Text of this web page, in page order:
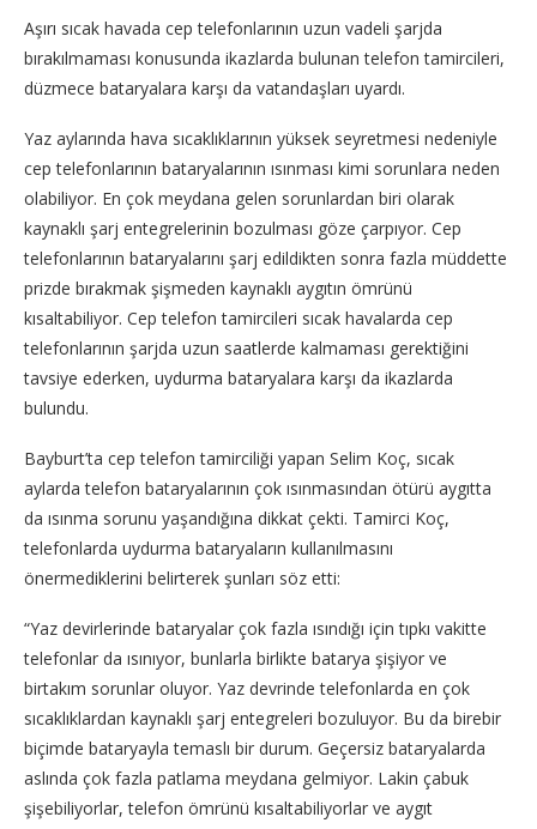
Aşırı sıcak havada cep telefonlarının uzun vadeli şarjda
bırakılmaması konusunda ikazlarda bulunan telefon tamircileri,
düzmece bataryalara karşı da vatandaşları uyardı.
Yaz aylarında hava sıcaklıklarının yüksek seyretmesi nedeniyle
cep telefonlarının bataryalarının ısınması kimi sorunlara neden
olabiliyor. En çok meydana gelen sorunlardan biri olarak
kaynaklı şarj entegrelerinin bozulması göze çarpıyor. Cep
telefonlarının bataryalarını şarj edildikten sonra fazla müddette
prizde bırakmak şişmeden kaynaklı aygıtın ömrünü
kısaltabiliyor. Cep telefon tamircileri sıcak havalarda cep
telefonlarının şarjda uzun saatlerde kalmaması gerektiğini
tavsiye ederken, uydurma bataryalara karşı da ikazlarda
bulundu.
Bayburt’ta cep telefon tamirciliği yapan Selim Koç, sıcak
aylarda telefon bataryalarının çok ısınmasından ötürü aygıtta
da ısınma sorunu yaşandığına dikkat çekti. Tamirci Koç,
telefonlarda uydurma bataryaların kullanılmasını
önermediklerini belirterek şunları söz etti:
“Yaz devirlerinde bataryalar çok fazla ısındığı için tıpkı vakitte
telefonlar da ısınıyor, bunlarla birlikte batarya şişiyor ve
birtakım sorunlar oluyor. Yaz devrinde telefonlarda en çok
sıcaklıklardan kaynaklı şarj entegreleri bozuluyor. Bu da birebir
biçimde bataryayla temaslı bir durum. Geçersiz bataryalarda
aslında çok fazla patlama meydana gelmiyor. Lakin çabuk
şişebiliyorlar, telefon ömrünü kısaltabiliyorlar ve aygıt